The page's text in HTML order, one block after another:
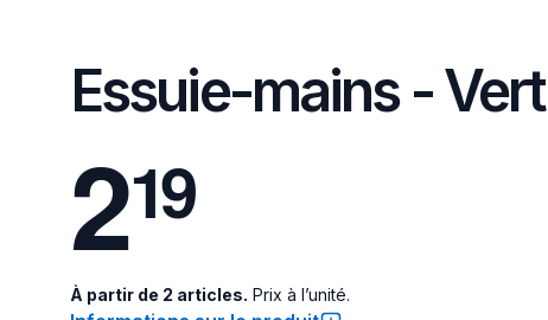
Essuie-mains - Vert
219
À partir de 2 articles. Prix à l’unité.